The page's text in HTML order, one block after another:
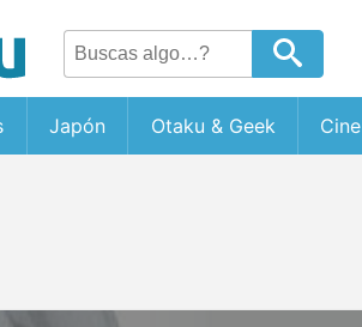
Japón Otaku & Geek Cine